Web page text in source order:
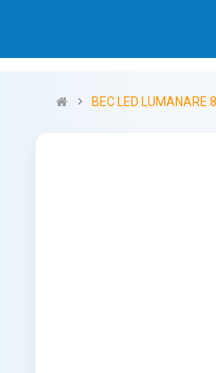
BEC LED LUMANARE